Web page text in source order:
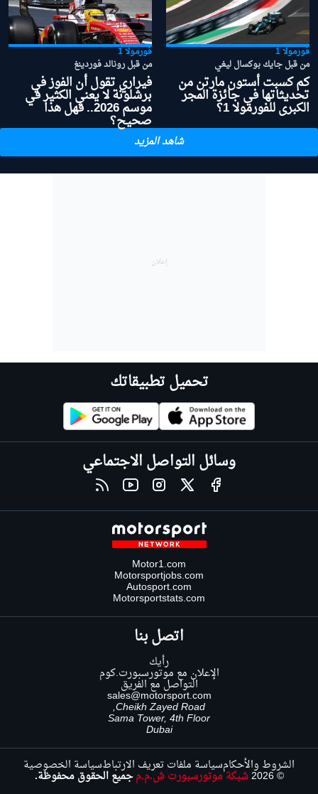
فورمولا 1
من قبل جايك بوكسال ليغي
كم كسبت أستون مارتن من
تحديثاتها في جائزة المجر
الكبرى للفورمولا 1؟
فورمولا 1
من قبل رونالد فوردينغ
فيراري تقول أن الفوز في
برشلونة لا يعني الكثير في
موسم 2026.. فهل هذا
صحيح؟
شاهد المزيد
تحميل تطبيقاتك
وسائل التواصل الاجتماعي
Motor1.com
Motorsportjobs.com
Autosport.com
Motorsportstats.com
اتصل بنا
رأيك
الإعلان مع موتورسبورت.كوم
التواصل مع الفريق
sales@motorsport.com
Cheikh Zayed Road,
Sama Tower, 4th Floor
Dubai
© 2026 شبكة موتورسبورت ش.م.م جميع الحقوق محفوظة.
الشروط والأحكامسياسة ملفات تعريف الارتباطسياسة الخصوصية